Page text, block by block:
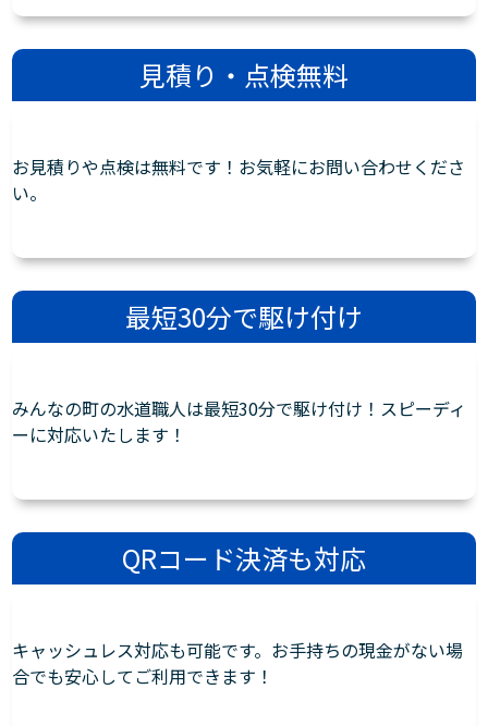
見積り・点検無料
お見積りや点検は無料です！お気軽にお問い合わせくださ
い。
最短30分で駆け付け
みんなの町の水道職人は最短30分で駆け付け！スピーディ
ーに対応いたします！
QRコード決済も対応
キャッシュレス対応も可能です。お手持ちの現金がない場
合でも安心してご利用できます！